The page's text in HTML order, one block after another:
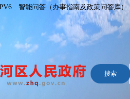
智能问答（办事指南及政策问答库）